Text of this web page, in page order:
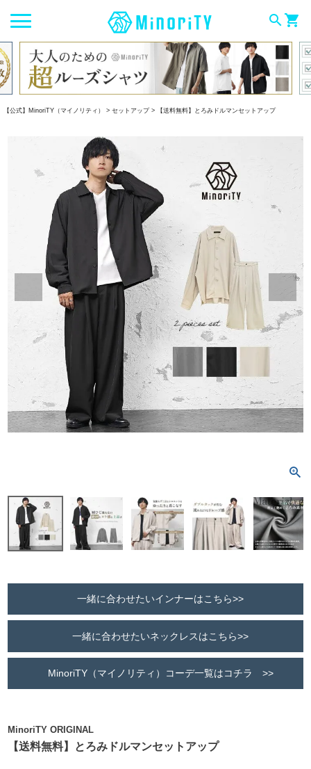
searchshopping_cart
【公式】MinoriTY（マイノリティ） セットアップ 【送料無料】とろみドルマンセットアップ
一緒に合わせたいインナーはこちら>>
一緒に合わせたいネックレスはこちら>>
MinoriTY（マイノリティ）コーデ一覧はコチラ >>
MinoriTY ORIGINAL
【送料無料】とろみドルマンセットアップ